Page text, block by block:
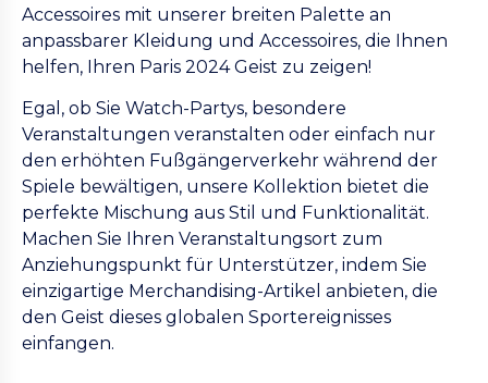
Accessoires mit unserer breiten Palette an
anpassbarer Kleidung und Accessoires, die Ihnen
helfen, Ihren Paris 2024 Geist zu zeigen!
Egal, ob Sie Watch-Partys, besondere
Veranstaltungen veranstalten oder einfach nur
den erhöhten Fußgängerverkehr während der
Spiele bewältigen, unsere Kollektion bietet die
perfekte Mischung aus Stil und Funktionalität.
Machen Sie Ihren Veranstaltungsort zum
Anziehungspunkt für Unterstützer, indem Sie
einzigartige Merchandising-Artikel anbieten, die
den Geist dieses globalen Sportereignisses
einfangen.